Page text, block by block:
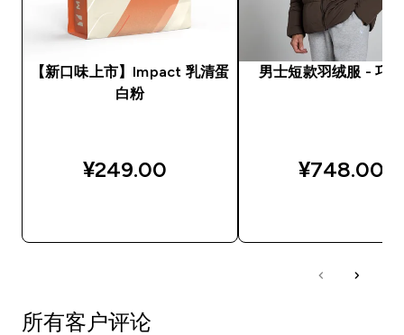
【新口味上市】Impact 乳清蛋
白粉
¥249.00‎
男士短款羽绒服 - 巧
¥748.00‎
所有客户评论